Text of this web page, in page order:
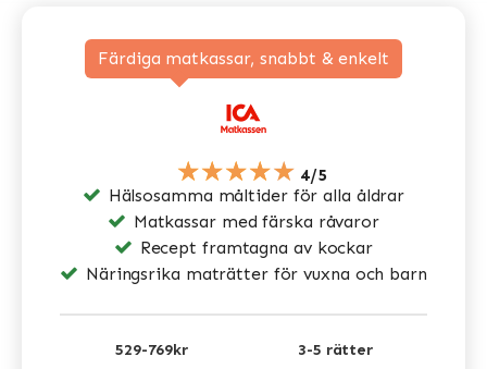
Färdiga matkassar, snabbt & enkelt
★★★★★ 4/5
Hälsosamma måltider för alla åldrar
Matkassar med färska råvaror
Recept framtagna av kockar
Näringsrika maträtter för vuxna och barn
529-769kr 3-5 rätter